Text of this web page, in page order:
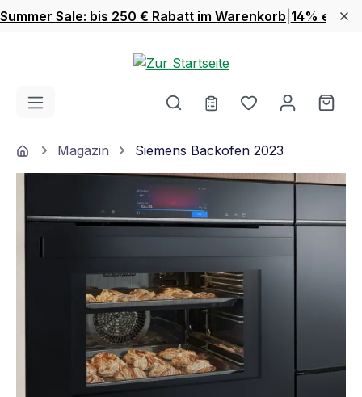
Zum Hauptinhalt springen
Summer Sale: bis 250 € Rabatt im Warenkorb 14% extra
Du hast 0
HomeMagazin Siemens Backofen 2023